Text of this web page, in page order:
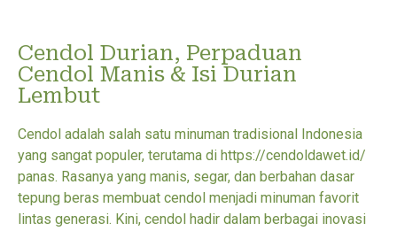
Cendol Durian, Perpaduan
Cendol Manis & Isi Durian
Lembut
Cendol adalah salah satu minuman tradisional Indonesia
yang sangat populer, terutama di https://cendoldawet.id/
panas. Rasanya yang manis, segar, dan berbahan dasar
tepung beras membuat cendol menjadi minuman favorit
lintas generasi. Kini, cendol hadir dalam berbagai inovasi